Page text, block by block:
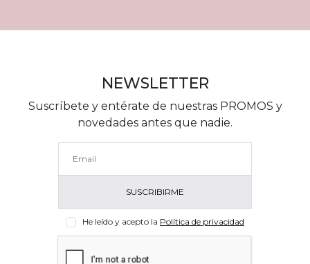
NEWSLETTER
Suscríbete y entérate de nuestras PROMOS y
novedades antes que nadie.
He leído y acepto la Política de privacidad